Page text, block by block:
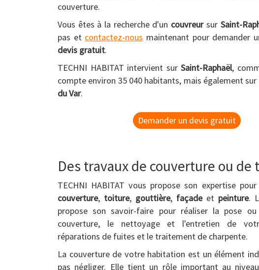
couverture.
Vous êtes à la recherche d'un couvreursur Saint-
pas et contactez-nous maintenant pour demander
devis gratuit.
TECHNI HABITAT intervient sur Saint-Raphaël,
compte environ 35 040 habitants, mais également sur
du Var.
Demander un devis gratuit
Des travaux de couverture ou de
TECHNI HABITAT vous propose son expertise
couverture, toiture, gouttière, façadeet peinture.
propose son savoir-faire pour réaliser la pose
couverture, le nettoyage et l'entretien de
réparations de fuites et le traitement de charpente.
La couverture de votre habitation est un élément
pas négliger. Elle tient un rôle important au